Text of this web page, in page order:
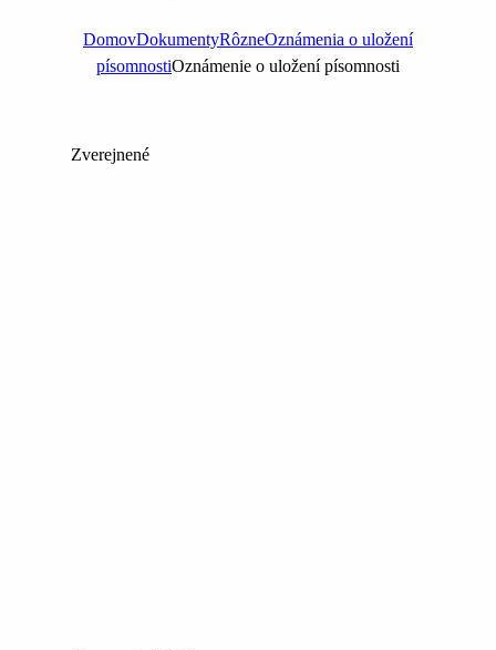
DomovDokumentyRôzneOznámenia o uložení
písomnostiOznámenie o uložení písomnosti
Zverejnené